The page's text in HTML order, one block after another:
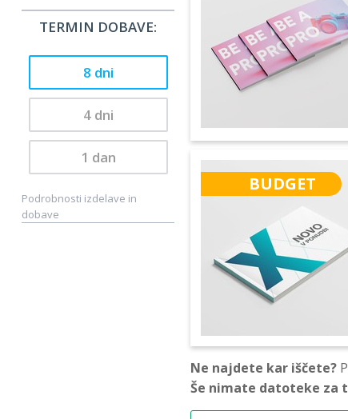
TERMIN DOBAVE:
8 dni
4 dni
1 dan
Podrobnosti izdelave in
dobave
BUDGET
Ne najdete kar iščete?
Še nimate datoteke za